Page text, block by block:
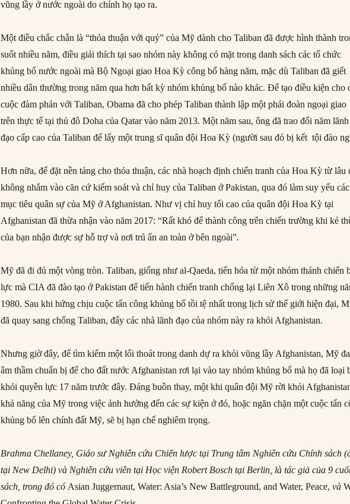
vũng lầy ở nước ngoài do chính họ tạo ra.
Một điều chắc chắn là “thỏa thuận với quỷ” của Mỹ dành cho Taliban đã được hình thành
suốt nhiều năm, điều giải thích tại sao nhóm này không có mặt trong danh sách các tổ chức
khủng bố nước ngoài mà Bộ Ngoại giao Hoa Kỳ công bố hàng năm, mặc dù Taliban đã giết
nhiều dân thường trong năm qua hơn bất kỳ nhóm khủng bố nào khác. Để tạo điều kiện cho
cuộc đàm phán với Taliban, Obama đã cho phép Taliban thành lập một phái đoàn ngoại giao
trên thực tế tại thủ đô Doha của Qatar vào năm 2013. Một năm sau, ông đã trao đổi năm lãnh
đạo cấp cao của Taliban để lấy một trung sĩ quân đội Hoa Kỳ (người sau đó bị kết tội đào
Hơn nữa, để đặt nền tảng cho thỏa thuận, các nhà hoạch định chiến tranh của Hoa Kỳ từ lâu
không nhắm vào căn cứ kiểm soát và chỉ huy của Taliban ở Pakistan, qua đó làm suy yếu các
mục tiêu quân sự của Mỹ ở Afghanistan. Như vị chỉ huy tối cao của quân đội Hoa Kỳ tại
Afghanistan đã thừa nhận vào năm 2017: “Rất khó để thành công trên chiến trường khi kẻ
của bạn nhận được sự hỗ trợ và nơi trú ẩn an toàn ở bên ngoài”.
Mỹ đã đi đủ một vòng tròn. Taliban, giống như al-Qaeda, tiến hóa từ một nhóm thánh chiến
lực mà CIA đã đào tạo ở Pakistan để tiến hành chiến tranh chống lại Liên Xô trong những
1980. Sau khi hứng chịu cuộc tấn công khủng bố tồi tệ nhất trong lịch sử thế giới hiện đại,
đã quay sang chống Taliban, đẩy các nhà lãnh đạo của nhóm này ra khỏi Afghanistan.
Nhưng giờ đây, để tìm kiếm một lối thoát trong danh dự ra khỏi vũng lầy Afghanistan, Mỹ
âm thầm chuẩn bị để cho đất nước Afghanistan rơi lại vào tay nhóm khủng bố mà họ đã loại
khỏi quyền lực 17 năm trước đây. Đáng buồn thay, một khi quân đội Mỹ rời khỏi
khả năng của Mỹ trong việc ảnh hưởng đến các sự kiện ở đó, hoặc ngăn chặn một cuộc tấn
khủng bố lên chính đất Mỹ, sẽ bị hạn chế nghiêm trọng.
Brahma Chellaney, Giáo sư Nghiên cứu Chiến lược tại Trung tâm Nghiên cứu Chính sách
tại New Delhi) và Nghiên cứu viên tại Học viện Robert Bosch tại Berlin, là tác giả của 9
sách, trong đó có Asian Juggernaut, Water: Asia’s New Battleground, and Water, Peace, và